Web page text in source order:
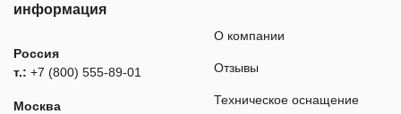
информация
Россия
т.: +7 (800) 555-89-01
Москва
О компании
Отзывы
Техническое оснащение